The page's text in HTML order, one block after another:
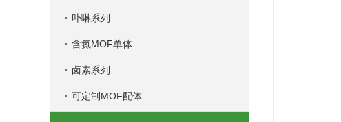
卟啉系列
含氮MOF单体
卤素系列
可定制MOF配体